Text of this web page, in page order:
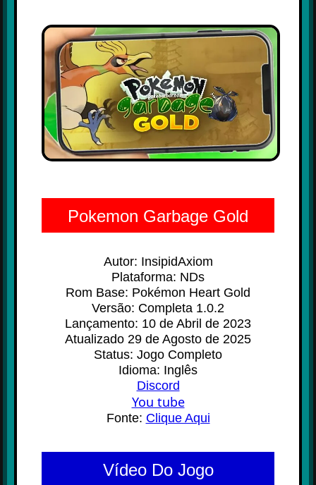
Pokemon Garbage Gold
Autor: InsipidAxiom
Plataforma: NDs
Rom Base: Pokémon Heart Gold
Versão: Completa 1.0.2
Lançamento: 10 de Abril de 2023
Atualizado 29 de Agosto de 2025
Status: Jogo Completo
Idioma: Inglês
Discord
You tube
Fonte: Clique Aqui
Vídeo Do Jogo